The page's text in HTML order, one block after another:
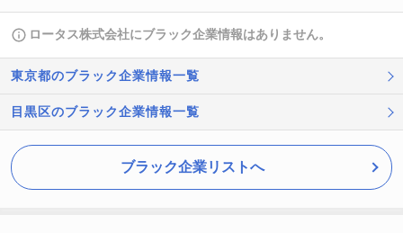
ロータス株式会社にブラック企業情報はありません。
東京都のブラック企業情報一覧
目黒区のブラック企業情報一覧
ブラック企業リストへ